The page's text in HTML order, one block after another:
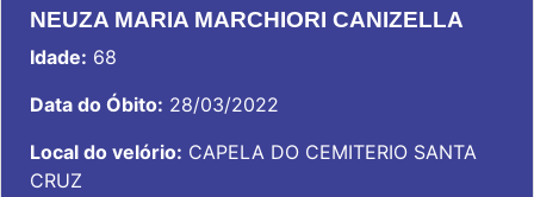
NEUZA MARIA MARCHIORI CANIZELLA
Idade: 68
Data do Óbito: 28/03/2022
Local do velório: CAPELA DO CEMITERIO SANTA
CRUZ